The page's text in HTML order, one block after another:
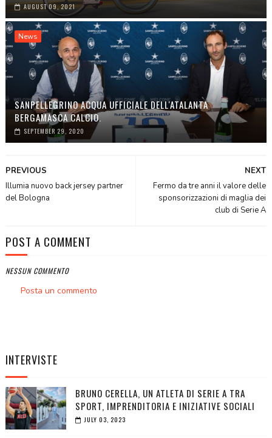
AUGUST 09, 2021
News
SANPELLEGRINO ACQUA UFFICIALE DELL'ATALANTA
BERGAMASCA CALCIO.
SEPTEMBER 29, 2020
NEXT
Fermo da tre anni il valore delle
sponsorizzazioni di maglia dei
club di Serie A
PREVIOUS
Illumia nuovo back jersey partner
del Bologna
POST A COMMENT
NESSUN COMMENTO
Posta un commento
INTERVISTE
BRUNO CERELLA, UN ATLETA DI SERIE A TRA
SPORT, IMPRENDITORIA E INIZIATIVE SOCIALI
JULY 03, 2023